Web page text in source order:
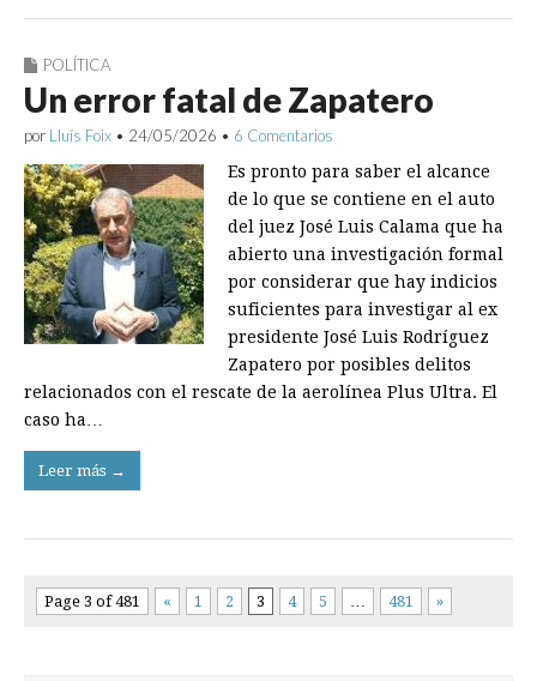
POLÍTICA
Un error fatal de Zapatero
por Lluís Foix • 24/05/2026 • 6 Comentarios
Es pronto para saber el alcance
de lo que se contiene en el auto
del juez José Luis Calama que ha
abierto una investigación formal
por considerar que hay indicios
suficientes para investigar al ex
presidente José Luis Rodríguez
Zapatero por posibles delitos
relacionados con el rescate de la aerolínea Plus Ultra. El
caso ha…
Leer más →
Page 3 of 481 « 1 2 3 4 5 481 »